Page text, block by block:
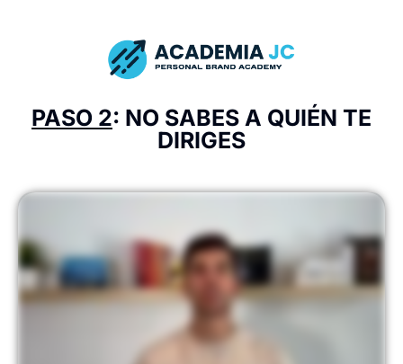
PASO 2: NO SABES A QUIÉN TE
DIRIGES